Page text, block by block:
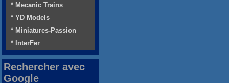
* Mecanic Trains
* YD Models
* Miniatures-Passion
* InterFer
Rechercher avec
Google